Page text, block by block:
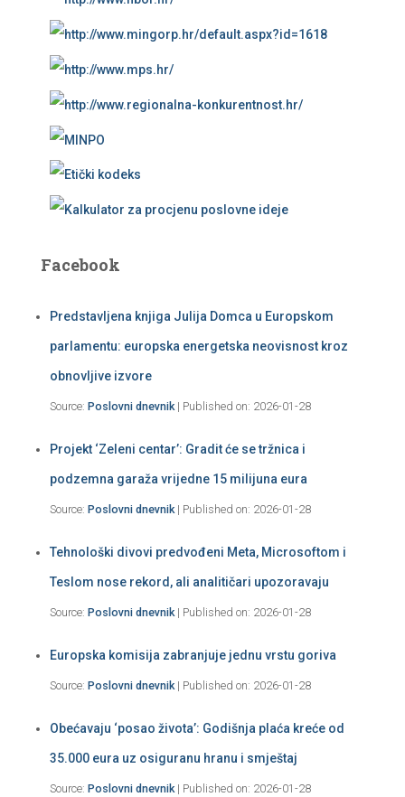
Facebook
Predstavljena knjiga Julija Domca u Europskom
parlamentu: europska energetska neovisnost kroz
obnovljive izvore
Source: Poslovni dnevnik Published on: 2026-01-28
Projekt ‘Zeleni centar’: Gradit će se tržnica i
podzemna garaža vrijedne 15 milijuna eura
Source: Poslovni dnevnik Published on: 2026-01-28
Tehnološki divovi predvođeni Meta, Microsoftom i
Teslom nose rekord, ali analitičari upozoravaju
Source: Poslovni dnevnik Published on: 2026-01-28
Europska komisija zabranjuje jednu vrstu goriva
Source: Poslovni dnevnik Published on: 2026-01-28
Obećavaju ‘posao života’: Godišnja plaća kreće od
35.000 eura uz osiguranu hranu i smještaj
Source: Poslovni dnevnik Published on: 2026-01-28